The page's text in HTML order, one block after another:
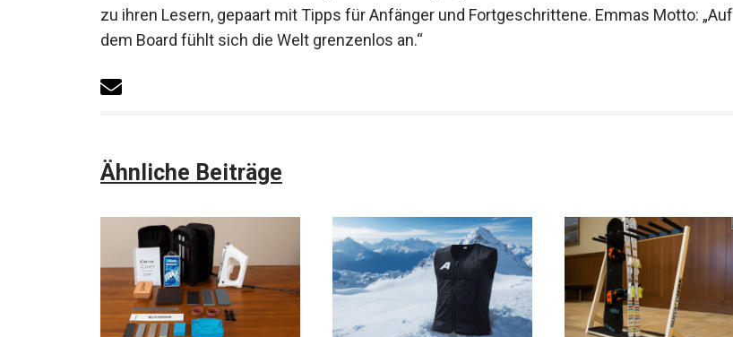
zu ihren Lesern, gepaart mit Tipps für Anfänger und Fortgeschrittene. Emmas Motto: „Auf
dem Board fühlt sich die Welt grenzenlos an.“
Ähnliche Beiträge